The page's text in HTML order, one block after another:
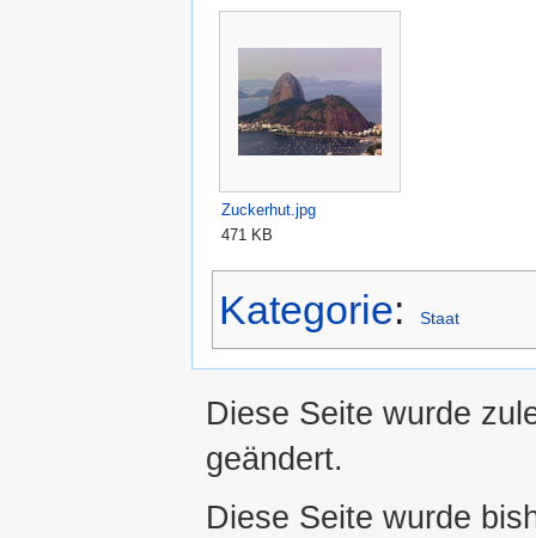
Zuckerhut.jpg
471 KB
Kategorie: Staat
Diese Seite wurde
geändert.
Diese Seite wurde